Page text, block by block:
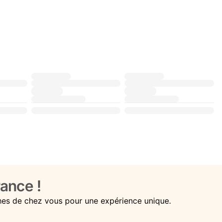
!
de chez vous pour une expérience unique.